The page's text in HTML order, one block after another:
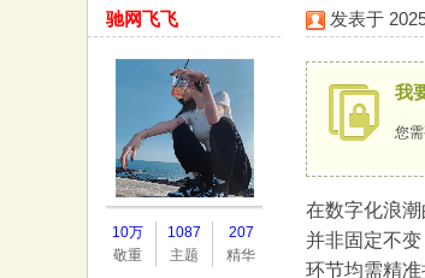
驰网飞飞
10万
敬重
1087
主题
207
精华
发表于
我
您
在数字化浪
并非固定不
环节均需精准